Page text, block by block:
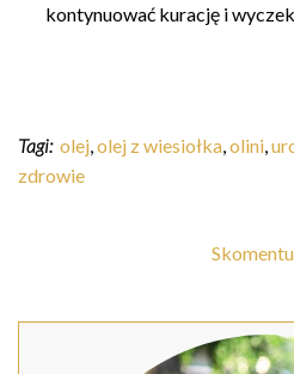
kontynuować kurację i
Tagi: olej,olej z wiesiołka,olini,
zdrowie